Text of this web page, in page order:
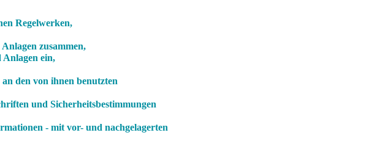
Regelwerken,
zusammen,
ein,
den von ihnen benutzten
und Sicherheitsbestimmungen
- mit vor- und nachgelagerten